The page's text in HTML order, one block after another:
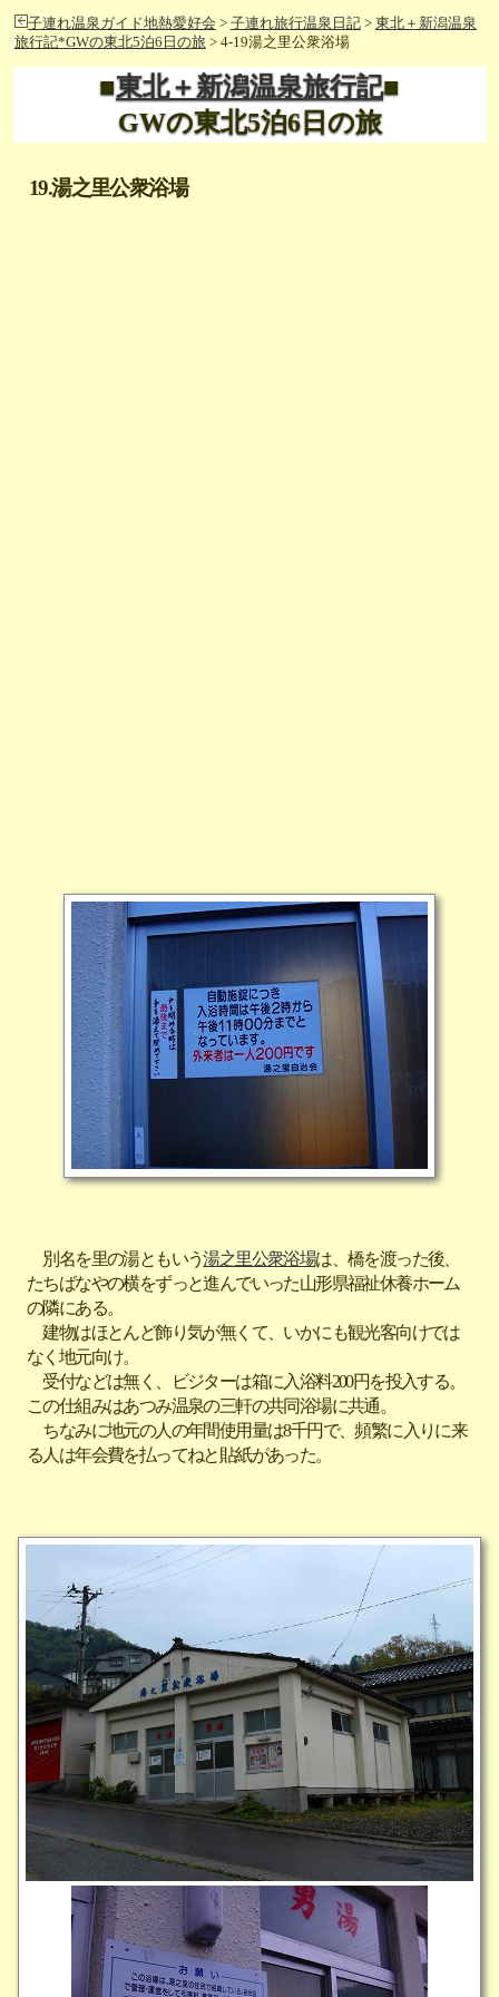
子連れ温泉ガイド地熱愛好会 > 子連れ旅行温泉日記> 東北＋新潟温泉
旅行記*GWの東北5泊6日の旅> 4-19湯之里公衆浴場
■東北＋新潟温泉旅行記■
GWの東北5泊6日の旅
19.湯之里公衆浴場
別名を里の湯ともいう湯之里公衆浴場は、橋を渡った後、
たちばなやの横をずっと進んでいった山形県福祉休養ホーム
の隣にある。
建物はほとんど飾り気が無くて、いかにも観光客向けでは
なく地元向け。
受付などは無く、ビジターは箱に入浴料200円を投入する。
この仕組みはあつみ温泉の三軒の共同浴場に共通。
ちなみに地元の人の年間使用量は8千円で、頻繁に入りに来
る人は年会費を払ってねと貼紙があった。